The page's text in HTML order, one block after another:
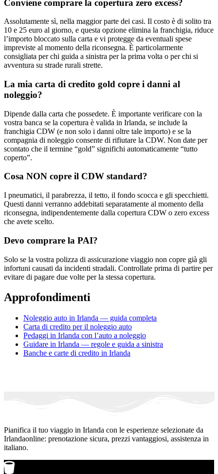
Conviene comprare la copertura zero excess?
Assolutamente sì, nella maggior parte dei casi. Il costo è di solito tra
10 e 25 euro al giorno, e questa opzione elimina la franchigia, riduce
l’importo bloccato sulla carta e vi protegge da eventuali spese
impreviste al momento della riconsegna. È particolarmente
consigliata per chi guida a sinistra per la prima volta o per chi si
avventura su strade rurali strette.
La mia carta di credito gold copre i danni al
noleggio?
Dipende dalla carta che possedete. È importante verificare con la
vostra banca se la copertura è valida in Irlanda, se include la
franchigia CDW (e non solo i danni oltre tale importo) e se la
compagnia di noleggio consente di rifiutare la CDW. Non date per
scontato che il termine “gold” significhi automaticamente “tutto
coperto”.
Cosa NON copre il CDW standard?
I pneumatici, il parabrezza, il tetto, il fondo scocca e gli specchietti.
Questi danni verranno addebitati separatamente al momento della
riconsegna, indipendentemente dalla copertura CDW o zero excess
che avete scelto.
Devo comprare la PAI?
Solo se la vostra polizza di assicurazione viaggio non copre già gli
infortuni causati da incidenti stradali. Controllate prima di partire per
evitare di pagare due volte per la stessa copertura.
Approfondimenti
Noleggio auto in Irlanda — guida completa
Carta di credito per il noleggio auto
Pedaggi in Irlanda con l’auto a noleggio
Guidare in Irlanda — regole e guida a sinistra
Banche e carte di credito in Irlanda
Pianifica il tuo viaggio in Irlanda con le esperienze selezionate da
Irlandaonline: prenotazione sicura, prezzi vantaggiosi, assistenza in
italiano.